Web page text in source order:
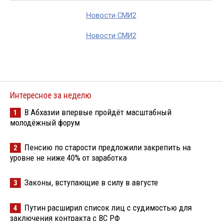
Новости СМИ2
Новости СМИ2
Интересное за неделю
1
В Абхазии впервые пройдёт масштабный
молодёжный форум
2
Пенсию по старости предложили закрепить на
уровне не ниже 40% от заработка
3 Законы, вступающие в силу в августе
4
Путин расширил список лиц с судимостью для
заключения контракта с ВС РФ